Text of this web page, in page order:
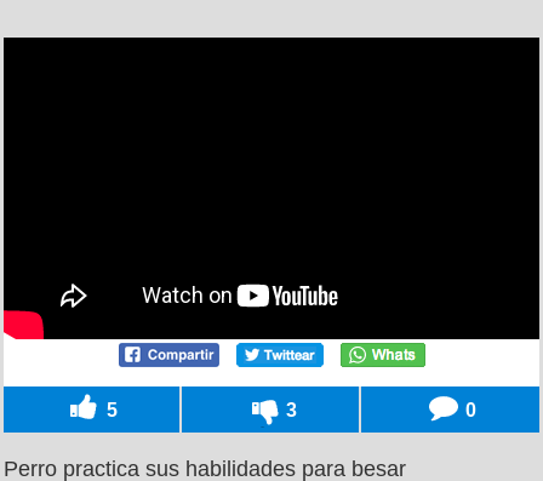
5 3 0
Perro practica sus habilidades para besar